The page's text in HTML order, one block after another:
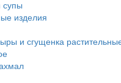
супы
изделия
и сгущенка